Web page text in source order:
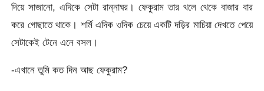
দিয়ে সাজানো, এদিকে সেটা রান্নাঘর। ফেকুরাম তার থলে থেকে বাজার বার
করে গোছাতে থাকে। শর্মি এদিক ওদিক চেয়ে একটি দড়ির মাচিয়া দেখতে পেয়ে
সেটাকেই টেনে এনে বসল।
-এখানে তুমি কত দিন আছ ফেকুরাম?